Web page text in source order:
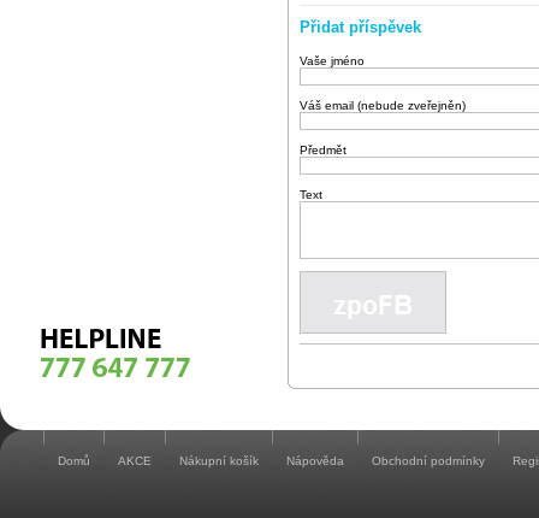
Přidat příspěvek
Vaše jméno
Váš email (nebude zveřejněn)
Předmět
Text
Domů AKCE Nákupní košík Nápověda Obchodní podmínky